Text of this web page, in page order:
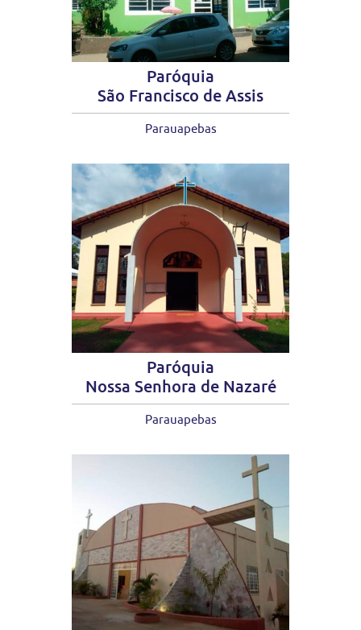
Paróquia
São Francisco de Assis
Parauapebas
Paróquia
Nossa Senhora de Nazaré
Parauapebas